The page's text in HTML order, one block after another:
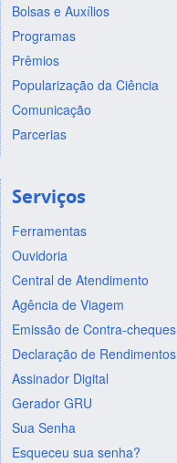
Bolsas e Auxílios
Programas
Prêmios
Popularização da Ciência
Comunicação
Parcerias
Serviços
Ferramentas
Ouvidoria
Central de Atendimento
Agência de Viagem
Emissão de Contra-cheques
Declaração de Rendimentos
Assinador Digital
Gerador GRU
Sua Senha
Esqueceu sua senha?